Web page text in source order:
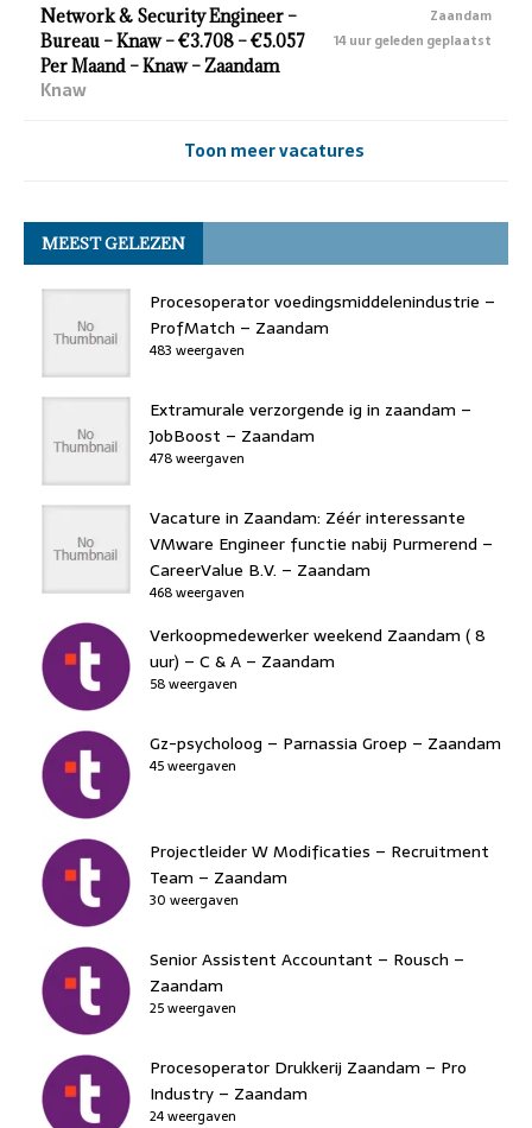
Network & Security Engineer –
Bureau – Knaw – €3.708 – €5.057
Per Maand – Knaw – Zaandam
Knaw
Zaandam
14 uur geleden geplaatst
Toon meer vacatures
MEEST GELEZEN
Procesoperator voedingsmiddelenindustrie –
ProfMatch – Zaandam
483 weergaven
Extramurale verzorgende ig in zaandam –
JobBoost – Zaandam
478 weergaven
Vacature in Zaandam: Zéér interessante
VMware Engineer functie nabij Purmerend –
CareerValue B.V. – Zaandam
468 weergaven
Verkoopmedewerker weekend Zaandam ( 8
uur) – C & A – Zaandam
58 weergaven
Gz-psycholoog – Parnassia Groep – Zaandam
45 weergaven
Projectleider W Modificaties – Recruitment
Team – Zaandam
30 weergaven
Senior Assistent Accountant – Rousch –
Zaandam
25 weergaven
Procesoperator Drukkerij Zaandam – Pro
Industry – Zaandam
24 weergaven